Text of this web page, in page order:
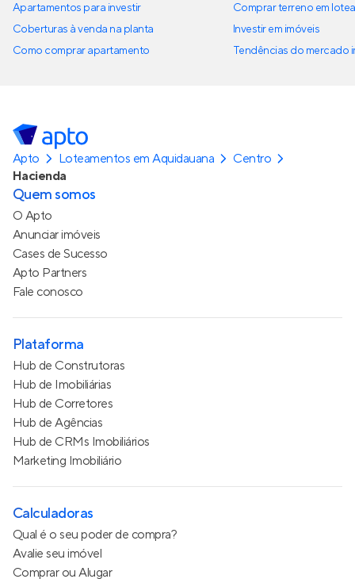
Apartamentos para investir
Coberturas à venda na planta
Como comprar apartamento
Comprar terreno em
Investir em imóveis
Tendências do mercado
Apto Loteamentos em Aquidauana
Centro
Hacienda
Quem somos
O Apto
Anunciar imóveis
Cases de Sucesso
Apto Partners
Fale conosco
Plataforma
Hub de Construtoras
Hub de Imobiliárias
Hub de Corretores
Hub de Agências
Hub de CRMs Imobiliários
Marketing Imobiliário
Calculadoras
Qual é o seu poder de compra?
Avalie seu imóvel
Comprar ou Alugar